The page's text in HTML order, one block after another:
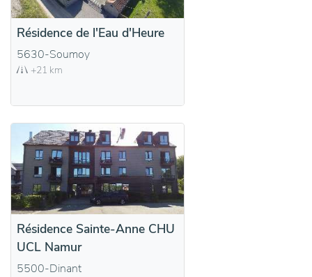
Résidence de l'Eau d'Heure
5630-Soumoy
+21 km
Résidence Sainte-Anne CHU
UCL Namur
5500-Dinant